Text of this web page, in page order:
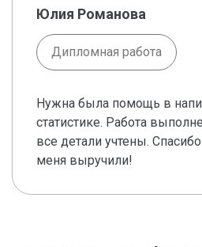
Юлия Романова
Дипломная работа
Нужна была помощь в
статистике. Работа
все детали учтены.
меня выручили!